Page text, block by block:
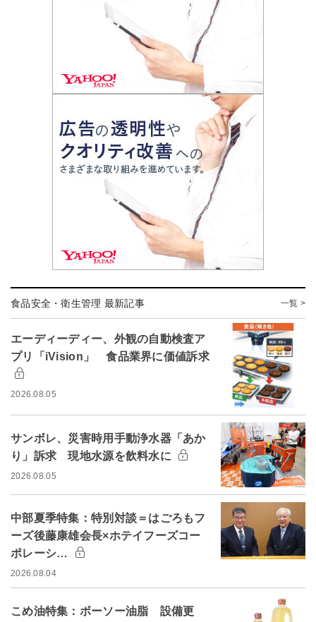
食品安全・衛生管理 最新記事 一覧 >
エーディーディー、外観の自動検査ア
プリ「iVision」 食品業界に価値訴求
2026.08.05
サンボレ、災害時用手動浄水器「あか
り」訴求 現地水源を飲料水に
2026.08.05
中部夏季特集：特別対談＝はごろもフ
ーズ後藤康雄会長×ホテイフーズコー
ポレーシ…
2026.08.04
こめ油特集：ボーソー油脂 設備更